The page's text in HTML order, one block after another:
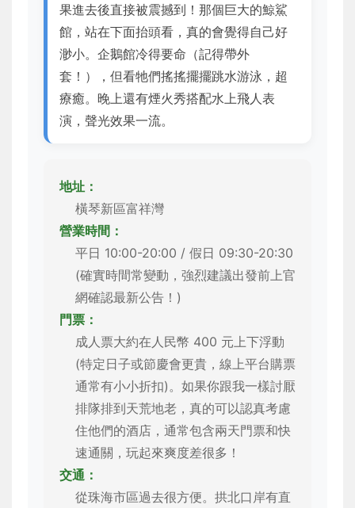
果進去後直接被震撼到！那個巨大的鯨鯊
館，站在下面抬頭看，真的會覺得自己好
渺小。企鵝館冷得要命（記得帶外
套！），但看牠們搖搖擺擺跳水游泳，超
療癒。晚上還有煙火秀搭配水上飛人表
演，聲光效果一流。
地址：
橫琴新區富祥灣
營業時間：
平日 10:00-20:00 / 假日 09:30-20:30
(確實時間常變動，強烈建議出發前上官
網確認最新公告！)
門票：
成人票大約在人民幣 400 元上下浮動
(特定日子或節慶會更貴，線上平台購票
通常有小小折扣)。如果你跟我一樣討厭
排隊排到天荒地老，真的可以認真考慮
住他們的酒店，通常包含兩天門票和快
速通關，玩起來爽度差很多！
交通：
從珠海市區過去很方便。拱北口岸有直